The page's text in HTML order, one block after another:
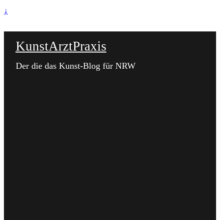
↓
KunstArztPraxis
Der die das Kunst-Blog für NRW